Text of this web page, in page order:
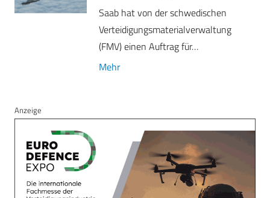
Saab hat von der schwedischen
Verteidigungsmaterialverwaltung
(FMV) einen Auftrag für…
Mehr
Anzeige